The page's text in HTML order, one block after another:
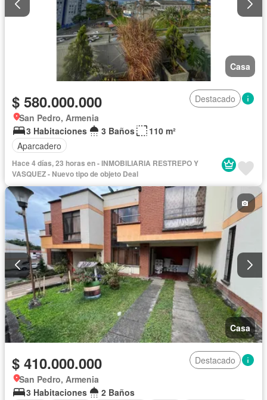
Casa
$ 580.000.000
Destacado
San Pedro, Armenia
3 Habitaciones
3 Baños
110 m²
Aparcadero
Hace 4 días, 23 horas en - INMOBILIARIA RESTREPO Y
VASQUEZ - Nuevo tipo de objeto Deal
Casa
$ 410.000.000
Destacado
San Pedro, Armenia
3 Habitaciones
2 Baños